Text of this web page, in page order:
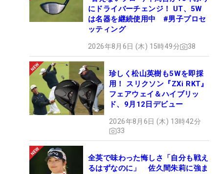
にドライバーチェンジ！ UT、5W
は名器を継続使用中 #男子プロセ
ッティング
2026年8月6日 (木) 15時49分 38
珍しく松山英樹も5Wを即採
用！ スリクソン『ZXi RKT』
フェアウェイ＆ハイブリッ
ド、9月12日デビュー
2026年8月6日 (木) 13時42分
33
全英で味わった悔しさ「自分も戦え
るはずなのに」 佐久間朱莉に強ま